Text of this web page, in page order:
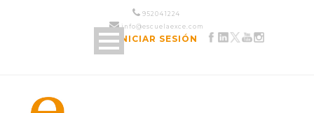
952 04 12 24
info@escuelaexce.com
INICIAR SESIÓN